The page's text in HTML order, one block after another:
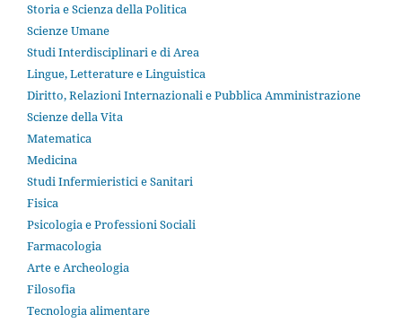
Storia e Scienza della Politica
Scienze Umane
Studi Interdisciplinari e di Area
Lingue, Letterature e Linguistica
Diritto, Relazioni Internazionali e Pubblica Amministrazione
Scienze della Vita
Matematica
Medicina
Studi Infermieristici e Sanitari
Fisica
Psicologia e Professioni Sociali
Farmacologia
Arte e Archeologia
Filosofia
Tecnologia alimentare